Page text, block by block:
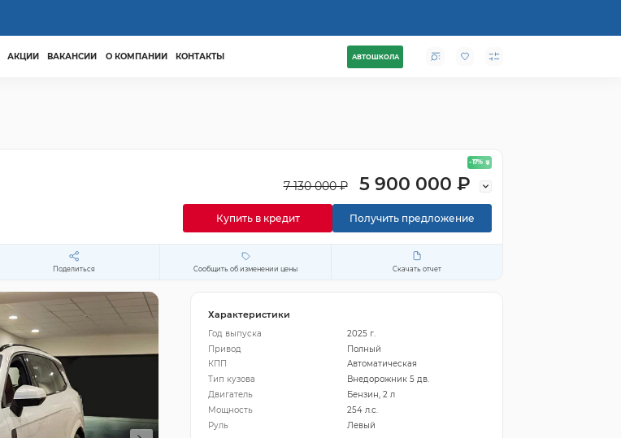
АКЦИИ ВАКАНСИИ О КОМПАНИИ КОНТАКТЫ АВТОШКОЛА
- 17%
7 130 000 ₽ 5 900 000 ₽
Купить в кредит Получить предложение
Поделиться Сообщить об изменении цены Скачать отчет
Характеристики
Год выпуска
2025 г.
Привод
Полный
КПП
Автоматическая
Тип кузова
Внедорожник 5 дв.
Двигатель
Бензин, 2 л
Мощность
254 л.с.
Руль
Левый